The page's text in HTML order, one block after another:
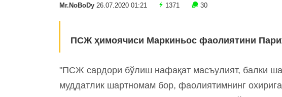
Mr.NoBoDy 26.07.2020 01:21 1371 30
ПСЖ ҳимоячиси Маркиньос фаолиятини
"ПСЖ сардори бўлиш нафақат масъулият, балки
муддатлик шартномам бор, фаолиятимнинг